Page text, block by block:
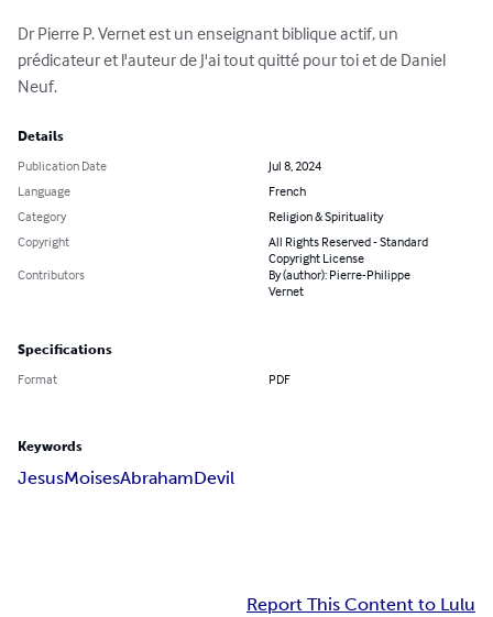
Dr Pierre P. Vernet est un enseignant biblique actif, un
prédicateur et l'auteur de J'ai tout quitté pour toi et de Daniel
Neuf.
Details
Publication Date
Jul 8, 2024
Language
French
Category
Religion & Spirituality
Copyright
All Rights Reserved - Standard
Copyright License
Contributors
By (author): Pierre-Philippe
Vernet
Specifications
Format PDF
Keywords
JesusMoisesAbrahamDevil
Report This Content to Lulu